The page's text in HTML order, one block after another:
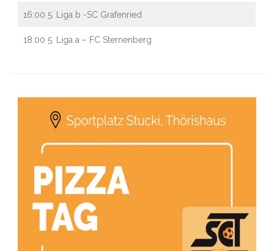
16:00 5. Liga b -SC Grafenried
18:00 5. Liga a – FC Sternenberg